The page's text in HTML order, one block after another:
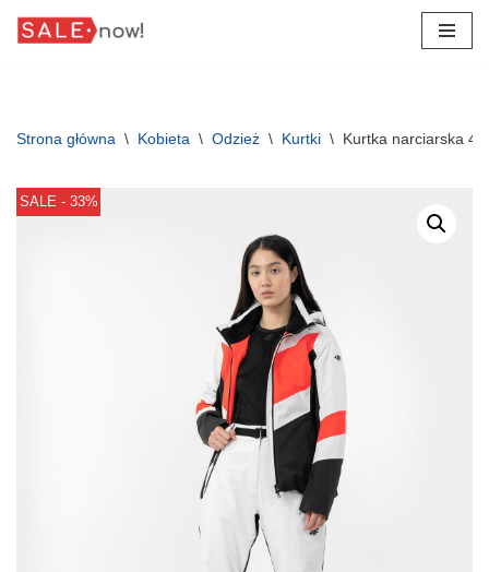
Strona główna \ Kobieta \ Odzież \ Kurtki \ Kurtka narciarska
SALE - 33%